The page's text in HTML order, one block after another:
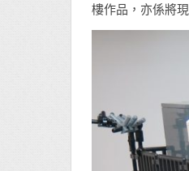
樓作品，亦係將